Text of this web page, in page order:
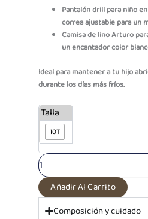
Pantalón drill para niño
correa ajustable para un
Camisa de lino Arturo
un encantador color
Ideal para mantener a tu hijo
durante los días más fríos.
Talla
10T
PF
Camisa
Arturo
Blanco
y
Pantalón
Stefano
Camel
cantidad
Añadir Al Carrito
Composición y cuidado